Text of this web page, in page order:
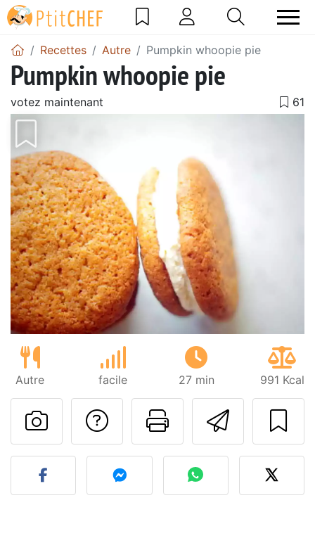
Recettes Autre Pumpkin whoopie pie
Pumpkin whoopie pie
votez maintenant
Autre facile 27 min 991 Kcal
Imprimer
Poser une
Publier votre photo de